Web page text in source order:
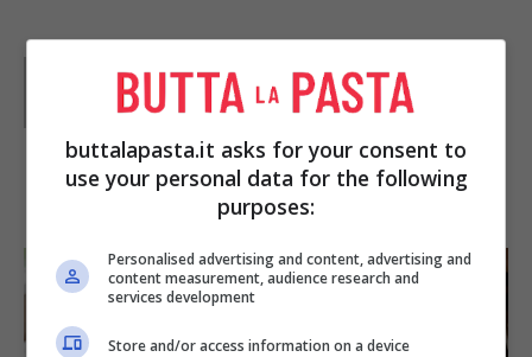
Parole diWaly
IN PRIMO PIANO
buttalapasta.it asks for your consent to
use your personal data for the following
purposes:
Personalised advertising and content, advertising and
content measurement, audience research and
services development
Store and/or access information on a device